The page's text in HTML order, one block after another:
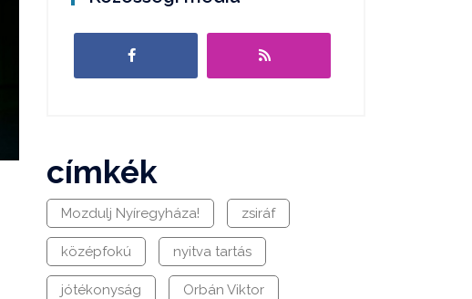
címkék
Mozdulj Nyíregyháza! zsiráf
középfokú nyitva tartás
jótékonyság Orbán Viktor